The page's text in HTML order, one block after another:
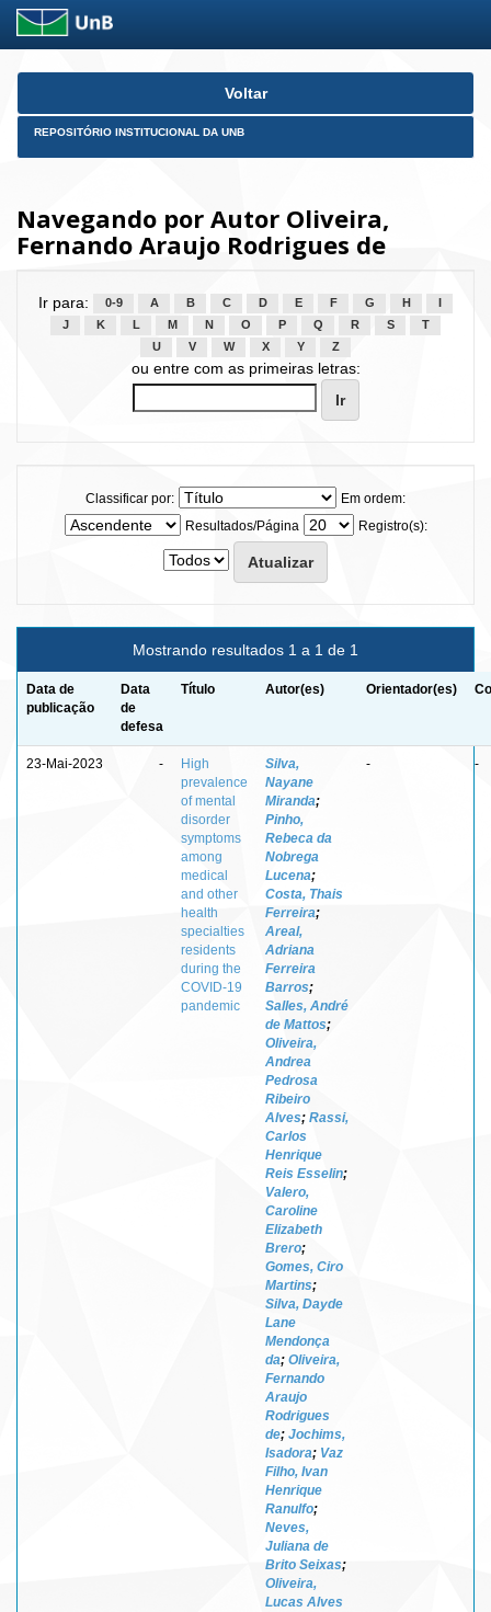
Skip
Voltar
REPOSITÓRIO INSTITUCIONAL DA UNB
Navegando por Autor Oliveira,
Fernando Araujo Rodrigues de
Ir para: 0-9 A B C D E F G H
J
K L M N O P Q R S
T
U
V W X Y Z
ou entre com as primeiras letras:
Classificar por:
Em ordem:
Resultados/Página
Registro(s):
Mostrando resultados 1 a 1 de 1
Data de
publicação
Data
de
defesa
Título Autor(es) Orientador(es)
23-Mai-2023 -
High
prevalence
of mental
disorder
symptoms
among
medical
and other
health
specialties
residents
during the
COVID-19
pandemic
Silva,
Nayane
Miranda;
Pinho,
Rebeca da
Nobrega
Lucena;
Costa, Thais
Ferreira;
Areal,
Adriana
Ferreira
Barros;
Salles, André
de Mattos;
Oliveira,
Andrea
Pedrosa
Ribeiro
Alves; Rassi,
Carlos
Henrique
Reis Esselin;
Valero,
Caroline
Elizabeth
Brero;
Gomes, Ciro
Martins;
Silva, Dayde
Lane
Mendonça
da; Oliveira,
Fernando
Araujo
Rodrigues
de; Jochims,
Isadora; Vaz
Filho, Ivan
Henrique
Ranulfo;
Neves,
Juliana de
Brito Seixas;
Oliveira,
Lucas Alves
- -